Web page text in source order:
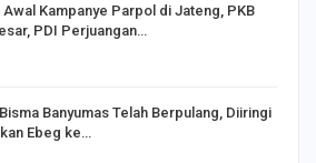
Awal Kampanye Parpol di Jateng, PKB
PDI Perjuangan…
Banyumas Telah Berpulang, Diiringi
Ebeg ke…